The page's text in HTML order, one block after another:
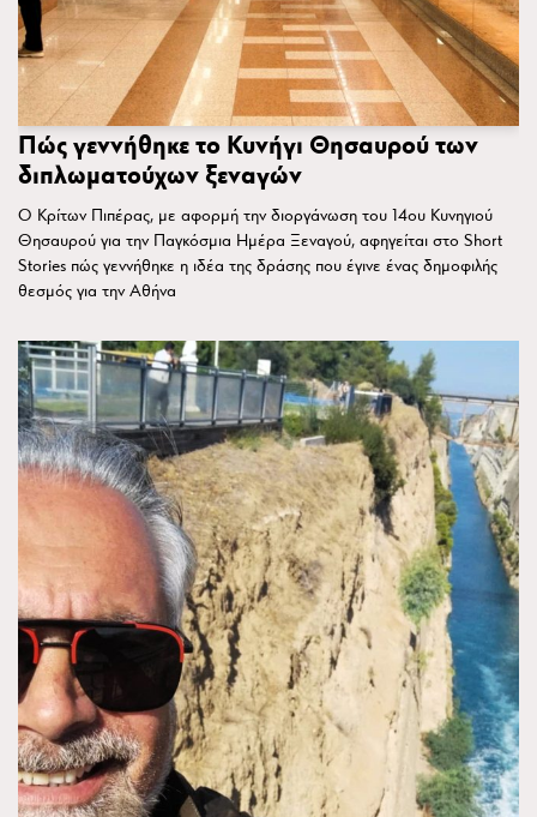
Πώς γεννήθηκε το Κυνήγι Θησαυρού των
διπλωματούχων ξεναγών
Ο Κρίτων Πιπέρας, με αφορμή την διοργάνωση του 14ου Κυνηγιού
Θησαυρού για την Παγκόσμια Ημέρα Ξεναγού, αφηγείται στο Short
Stories πώς γεννήθηκε η ιδέα της δράσης που έγινε ένας δημοφιλής
θεσμός για την Αθήνα